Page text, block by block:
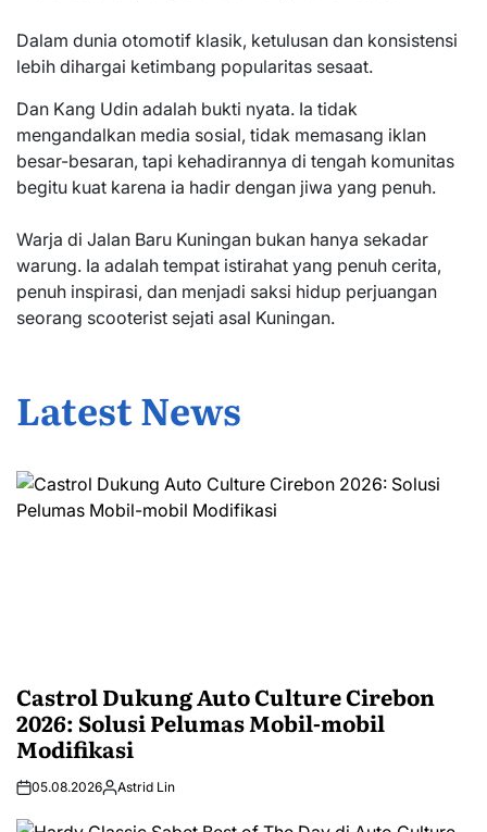
Dalam dunia otomotif klasik, ketulusan dan konsistensi
lebih dihargai ketimbang popularitas sesaat.
Dan Kang Udin adalah bukti nyata. Ia tidak
mengandalkan media sosial, tidak memasang iklan
besar-besaran, tapi kehadirannya di tengah komunitas
begitu kuat karena ia hadir dengan jiwa yang penuh.
Warja di Jalan Baru Kuningan bukan hanya sekadar
warung. Ia adalah tempat istirahat yang penuh cerita,
penuh inspirasi, dan menjadi saksi hidup perjuangan
seorang scooterist sejati asal Kuningan.
Latest News
Castrol Dukung Auto Culture Cirebon
2026: Solusi Pelumas Mobil-mobil
Modifikasi
05.08.2026 Astrid Lin